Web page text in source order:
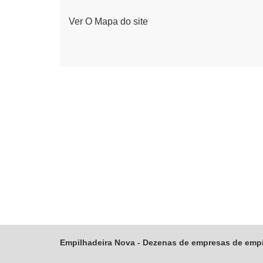
Ver O Mapa do site
Empilhadeira Nova - Dezenas de empresas de